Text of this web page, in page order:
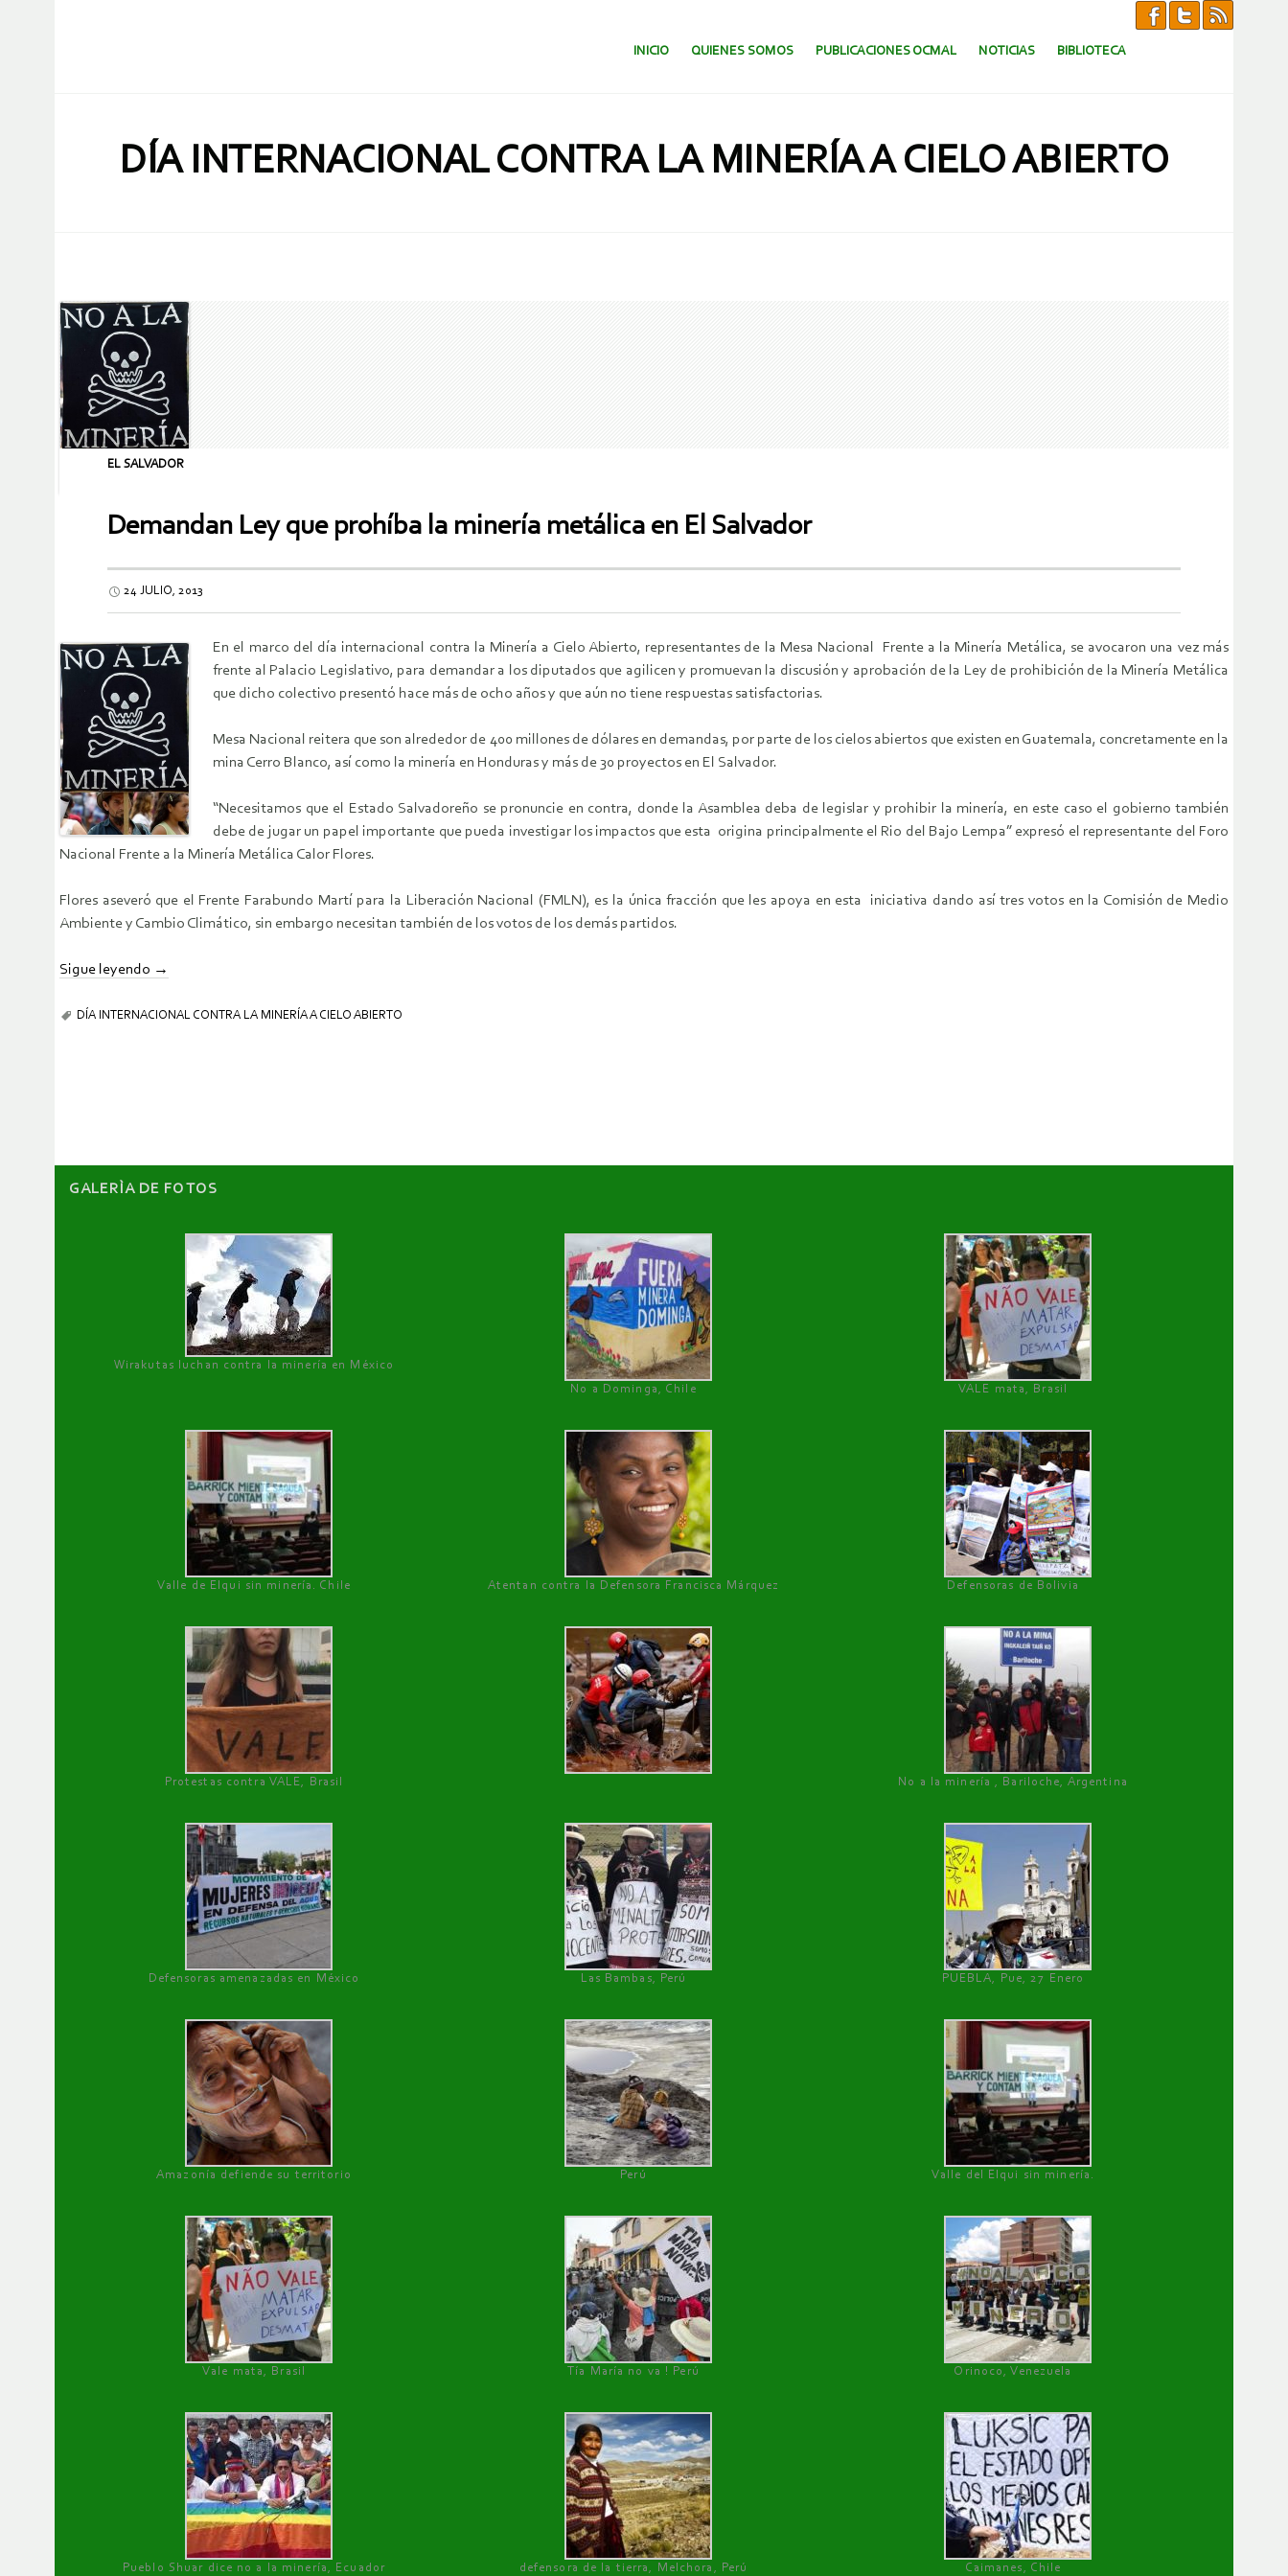
SALTAR AL CONTENIDO.
INICIO QUIENES SOMOS PUBLICACIONES OCMAL NOTICIAS BIBLIOTECA
DÍA INTERNACIONAL CONTRA LA MINERÍA A CIELO ABIERTO
EL SALVADOR
Demandan Ley que prohíba la minería metálica en El Salvador
24 JULIO, 2013
En el marco del día internacional contra la Minería a Cielo Abierto, representantes de la Mesa Nacional Frente a la Minería Metálica, se avocaron una vez más
frente al Palacio Legislativo, para demandar a los diputados que agilicen y promuevan la discusión y aprobación de la Ley de prohibición de la Minería Metálica
que dicho colectivo presentó hace más de ocho años y que aún no tiene respuestas satisfactorias.
Mesa Nacional reitera que son alrededor de 400 millones de dólares en demandas, por parte de los cielos abiertos que existen en Guatemala, concretamente en la
mina Cerro Blanco, así como la minería en Honduras y más de 30 proyectos en El Salvador.
“Necesitamos que el Estado Salvadoreño se pronuncie en contra, donde la Asamblea deba de legislar y prohibir la minería, en este caso el gobierno también
debe de jugar un papel importante que pueda investigar los impactos que esta origina principalmente el Rio del Bajo Lempa” expresó el representante del Foro
Nacional Frente a la Minería Metálica Calor Flores.
Flores aseveró que el Frente Farabundo Martí para la Liberación Nacional (FMLN), es la única fracción que les apoya en esta iniciativa dando así tres votos en la Comisión de Medio
Ambiente y Cambio Climático, sin embargo necesitan también de los votos de los demás partidos.
Sigue leyendo →
DÍA INTERNACIONAL CONTRA LA MINERÍA A CIELO ABIERTO
GALERÌA DE FOTOS
Wirakutas luchan contra la minería en México
No a Dominga, Chile
VALE mata, Brasil
Valle de Elqui sin minería. Chile Atentan contra la Defensora Francisca Márquez Defensoras de Bolivia
Protestas contra VALE, Brasil No a la minería , Bariloche, Argentina
Defensoras amenazadas en México Las Bambas, Perú PUEBLA, Pue, 27 Enero
Amazonía defiende su territorio Perú Valle del Elqui sin minería.
Vale mata, Brasil Tía María no va ! Perú Orinoco, Venezuela
Pueblo Shuar dice no a la minería, Ecuador defensora de la tierra, Melchora, Perú Caimanes, Chile